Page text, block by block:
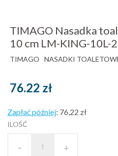
TIMAGO Nasadka
10 cm LM-KING-10L-
TIMAGO NASADKI
76.22 zł
Zapłać później: 76,22 zł
ILOŚĆ
- +